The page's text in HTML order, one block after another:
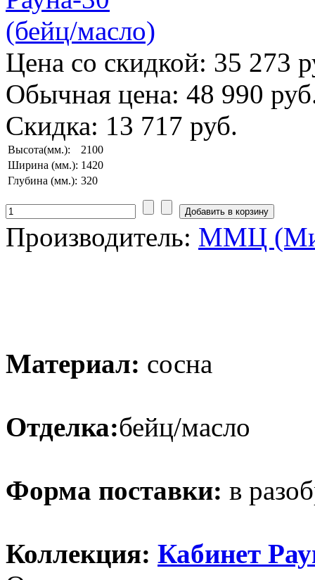
Цена со скидкой: 35 273
Обычная цена: 48 990
Скидка: 13 717 руб.
Высота(мм.):
2100
Ширина (мм.): 1420
Глубина (мм.): 320
Производитель: ММЦ
Материал: сосна
Отделка:бейц/масло
Форма поставки: в
Коллекция: Кабинет